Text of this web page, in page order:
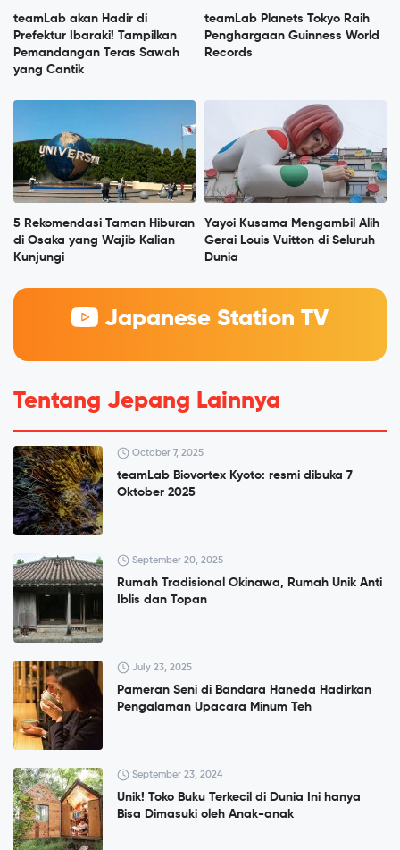
teamLab akan Hadir di
Prefektur Ibaraki! Tampilkan
Pemandangan Teras Sawah
yang Cantik
teamLab Planets Tokyo Raih
Penghargaan Guinness World
Records
5 Rekomendasi Taman Hiburan
di Osaka yang Wajib Kalian
Kunjungi
Yayoi Kusama Mengambil Alih
Gerai Louis Vuitton di Seluruh
Dunia
Japanese Station TV
Tentang Jepang Lainnya
October 7, 2025
teamLab Biovortex Kyoto: resmi dibuka 7
Oktober 2025
September 20, 2025
Rumah Tradisional Okinawa, Rumah Unik Anti
Iblis dan Topan
July 23, 2025
Pameran Seni di Bandara Haneda Hadirkan
Pengalaman Upacara Minum Teh
September 23, 2024
Unik! Toko Buku Terkecil di Dunia Ini hanya
Bisa Dimasuki oleh Anak-anak